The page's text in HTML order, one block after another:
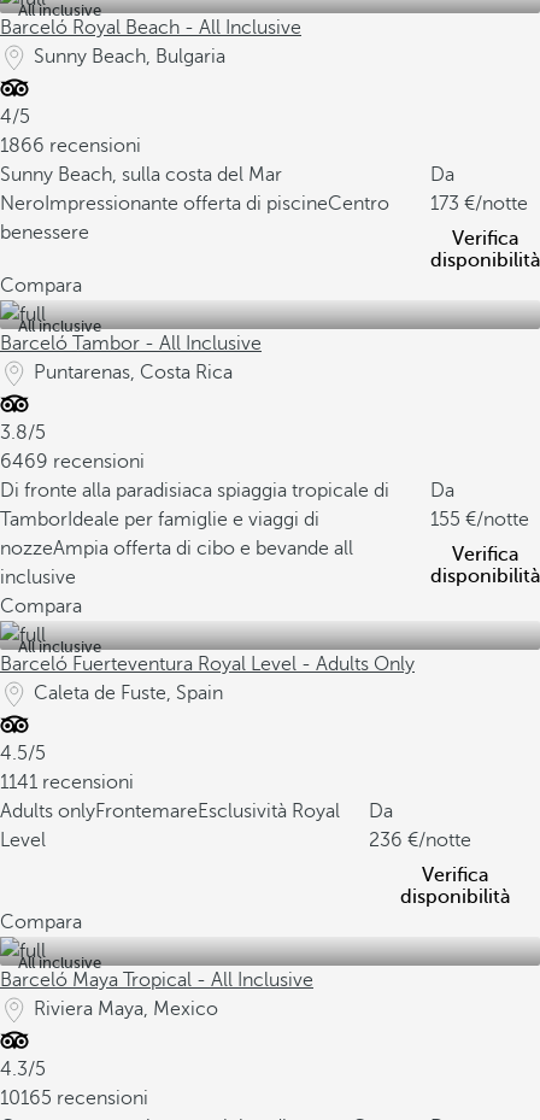
All inclusive
Barceló Royal Beach - All Inclusive
Sunny Beach, Bulgaria
4/5
1866 recensioni
Sunny Beach, sulla costa del Mar
Nero Impressionante offerta di piscineCentro
benessere
Da
173
/notte
Verifica
disponibilità
Compara
All inclusive
Barceló Tambor - All Inclusive
Puntarenas, Costa Rica
3.8/5
6469 recensioni
Di fronte alla paradisiaca spiaggia tropicale di
Tambor Ideale per famiglie e viaggi di
nozzeAmpia offerta di cibo e bevande all
inclusive
Da
155
/notte
Verifica
disponibilità
Compara
All inclusive
Barceló Fuerteventura Royal Level - Adults Only
Caleta de Fuste, Spain
4.5/5
1141 recensioni
Adults onlyFrontemareEsclusività Royal
Level
Da
236
/notte
Verifica
disponibilità
Compara
All inclusive
Barceló Maya Tropical - All Inclusive
Riviera Maya, Mexico
4.3/5
10165 recensioni